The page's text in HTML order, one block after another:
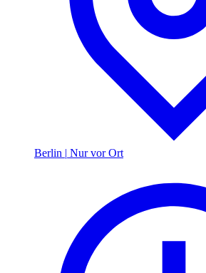
Berlin | Nur vor Ort